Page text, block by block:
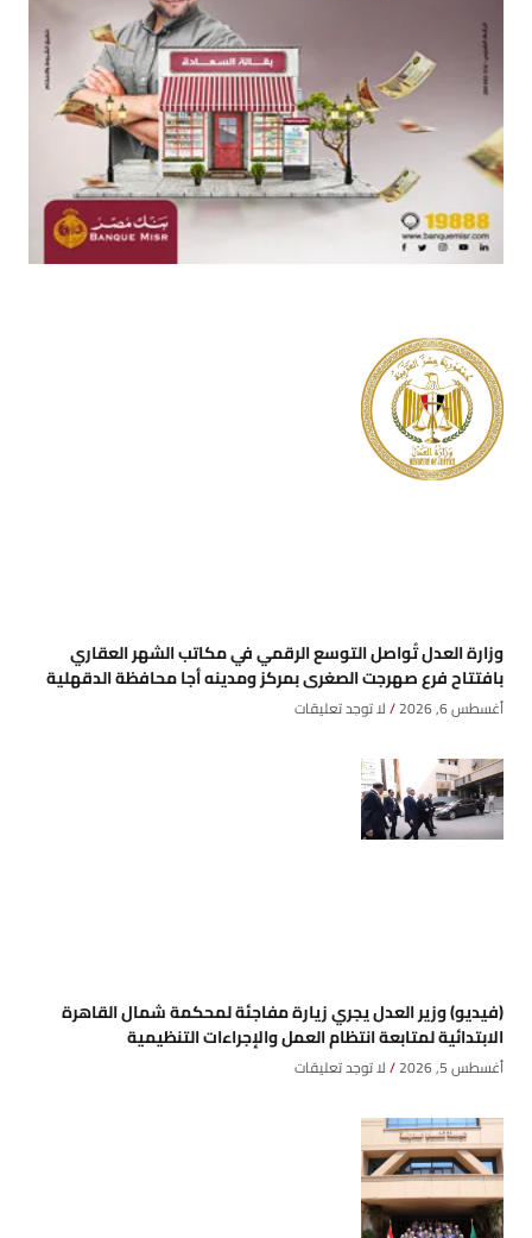
وزارة العدل تُواصل التوسع الرقمي في مكاتب الشهر العقاري
بافتتاح فرع صهرجت الصغرى بمركز ومدينه أجا محافظة الدقهلية
أغسطس 6, 2026 لا توجد تعليقات
(فيديو) وزير العدل يجري زيارة مفاجئة لمحكمة شمال القاهرة
الابتدائية لمتابعة انتظام العمل والإجراءات التنظيمية
أغسطس 5, 2026 لا توجد تعليقات